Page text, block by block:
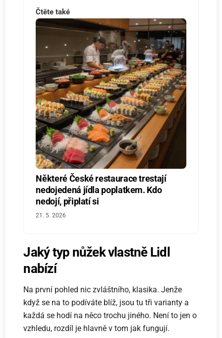
Čtěte také
Některé České restaurace trestají
nedojedená jídla poplatkem. Kdo
nedojí, připlatí si
21. 5. 2026
Jaký typ nůžek vlastně Lidl
nabízí
Na první pohled nic zvláštního, klasika. Jenže
když se na to podíváte blíž, jsou tu tři varianty a
každá se hodí na něco trochu jiného. Není to jen o
vzhledu, rozdíl je hlavně v tom jak fungují.